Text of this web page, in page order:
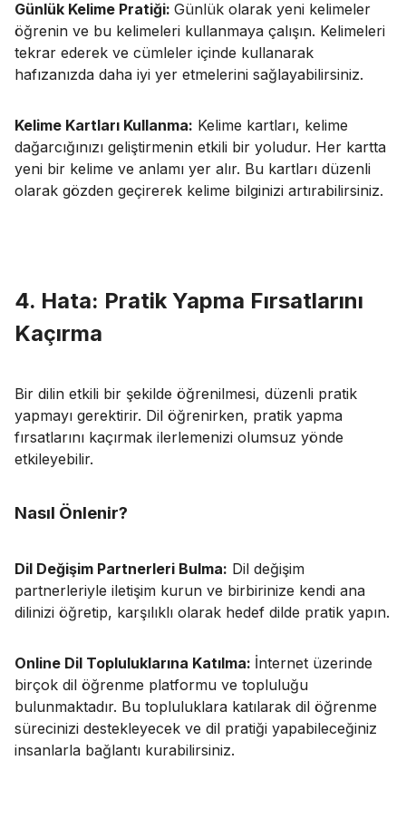
Günlük Kelime Pratiği: Günlük olarak yeni kelimeler
öğrenin ve bu kelimeleri kullanmaya çalışın. Kelimeleri
tekrar ederek ve cümleler içinde kullanarak
hafızanızda daha iyi yer etmelerini sağlayabilirsiniz.
Kelime Kartları Kullanma: Kelime kartları, kelime
dağarcığınızı geliştirmenin etkili bir yoludur. Her kartta
yeni bir kelime ve anlamı yer alır. Bu kartları düzenli
olarak gözden geçirerek kelime bilginizi artırabilirsiniz.
4. Hata: Pratik Yapma Fırsatlarını
Kaçırma
Bir dilin etkili bir şekilde öğrenilmesi, düzenli pratik
yapmayı gerektirir. Dil öğrenirken, pratik yapma
fırsatlarını kaçırmak ilerlemenizi olumsuz yönde
etkileyebilir.
Nasıl Önlenir?
Dil Değişim Partnerleri Bulma: Dil değişim
partnerleriyle iletişim kurun ve birbirinize kendi ana
dilinizi öğretip, karşılıklı olarak hedef dilde pratik yapın.
Online Dil Topluluklarına Katılma: İnternet üzerinde
birçok dil öğrenme platformu ve topluluğu
bulunmaktadır. Bu topluluklara katılarak dil öğrenme
sürecinizi destekleyecek ve dil pratiği yapabileceğiniz
insanlarla bağlantı kurabilirsiniz.